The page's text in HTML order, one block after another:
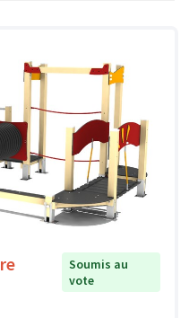
Soumis au
vote